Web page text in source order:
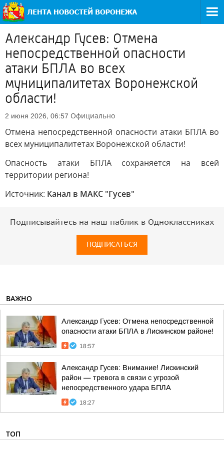
Александр Гусев: Отмена
непосредственной опасности
атаки БПЛА во всех
муниципалитетах Воронежской
области!
2 июня 2026, 06:57 Официально
Отмена непосредственной опасности атаки БПЛА во
всех муниципалитетах Воронежской области!
Опасность атаки БПЛА сохраняется на всей
территории региона!
Источник: Канал в МАКС "Гусев"
Подписывайтесь на наш паблик в Одноклассниках
ПОДПИСАТЬСЯ
ВАЖНО
Александр Гусев: Отмена непосредственной
опасности атаки БПЛА в Лискинском районе!
18:57
Александр Гусев: Внимание! Лискинский
район — тревога в связи с угрозой
непосредственного удара БПЛА
18:27
ТОП